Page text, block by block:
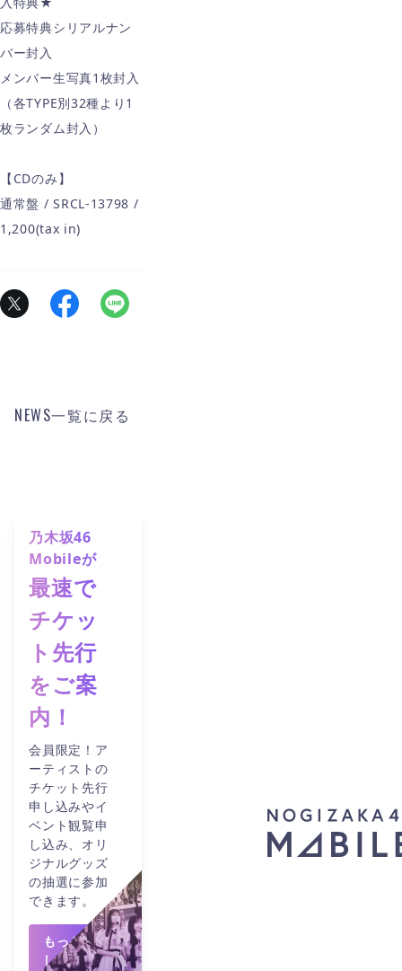
応募特典シリアルナン
バー封入
メンバー生写真1枚封入
（各TYPE別32種より1
枚ランダム封入）
【CDのみ】
通常盤 / SRCL-13798 /
1,200(tax in)
NEWS一覧に戻る
乃木坂46
Mobileが
最速で
チケッ
ト先行
をご案
内！
会員限定！ア
ーティストの
チケット先行
申し込みやイ
ベント観覧申
し込み、オリ
ジナルグッズ
の抽選に参加
できます。
もっと詳
しくみる